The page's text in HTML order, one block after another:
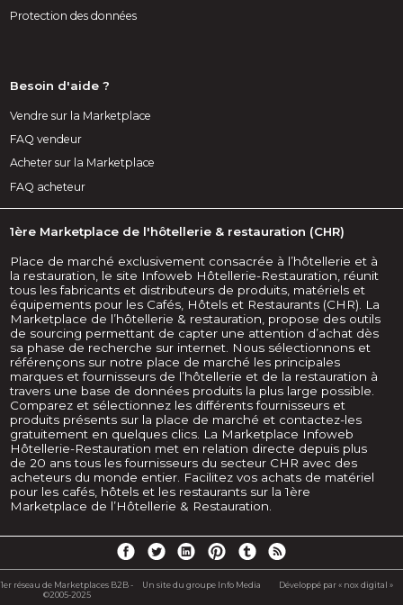
Protection des données
Besoin d'aide ?
Vendre sur la Marketplace
FAQ vendeur
Acheter sur la Marketplace
FAQ acheteur
1ère Marketplace de l'hôtellerie & restauration (CHR)
Place de marché exclusivement consacrée à l’hôtellerie et à
la restauration, le site Infoweb Hôtellerie-Restauration, réunit
tous les fabricants et distributeurs de produits, matériels et
équipements pour les Cafés, Hôtels et Restaurants (CHR). La
Marketplace de l’hôtellerie & restauration, propose des outils
de sourcing permettant de capter une attention d’achat dès
sa phase de recherche sur internet. Nous sélectionnons et
référençons sur notre place de marché les principales
marques et fournisseurs de l’hôtellerie et de la restauration à
travers une base de données produits la plus large possible.
Comparez et sélectionnez les différents fournisseurs et
produits présents sur la place de marché et contactez-les
gratuitement en quelques clics. La Marketplace Infoweb
Hôtellerie-Restauration met en relation directe depuis plus
de 20 ans tous les fournisseurs du secteur CHR avec des
acheteurs du monde entier. Facilitez vos achats de matériel
pour les cafés, hôtels et les restaurants sur la 1ère
Marketplace de l’Hôtellerie & Restauration.
1er réseau de Marketplaces B2B -
©2005-2025
Un site du groupe Info Media Développé par « nox digital »